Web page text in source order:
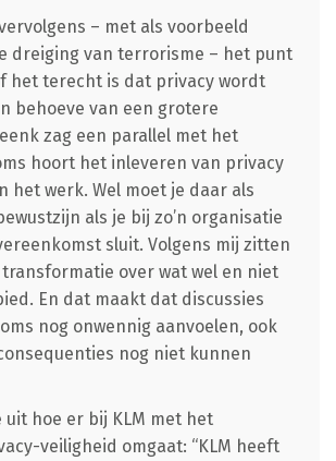
– met als voorbeeld
dreiging van terrorisme – het punt
het terecht is dat privacy wordt
behoeve van een grotere
zag een parallel met het
hoort het inleveren van privacy
het werk. Wel moet je daar als
als je bij zo’n organisatie
sluit. Volgens mij zitten
over wat wel en niet
En dat maakt dat discussies
nog onwennig aanvoelen, ook
nog niet kunnen
uit hoe er bij KLM met het
veiligheid omgaat: “KLM heeft